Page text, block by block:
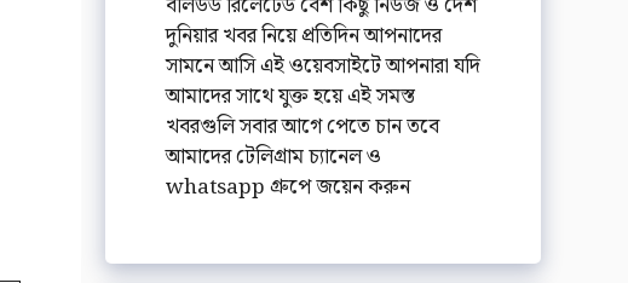
দুনিয়ার খবর নিয়ে প্রতিদিন আপনাদের
সামনে আসি এই ওয়েবসাইটে আপনারা যদি
আমাদের সাথে যুক্ত হয়ে এই সমস্ত
খবরগুলি সবার আগে পেতে চান তবে
আমাদের টেলিগ্রাম চ্যানেল ও
whatsapp গ্রুপে জয়েন করুন